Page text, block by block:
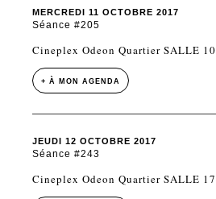
MERCREDI 11 OCTOBRE 2017
Séance #205
Cineplex Odeon Quartier SALLE 10
+ À MON AGENDA
JEUDI 12 OCTOBRE 2017
Séance #243
Cineplex Odeon Quartier SALLE 17